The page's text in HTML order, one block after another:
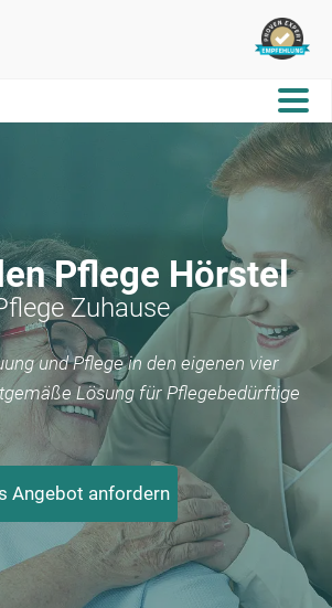
Pflege Hörstel
Zuhause
und Pflege in den eigenen vier
Lösung für Pflegebedürftige
Angebot anfordern